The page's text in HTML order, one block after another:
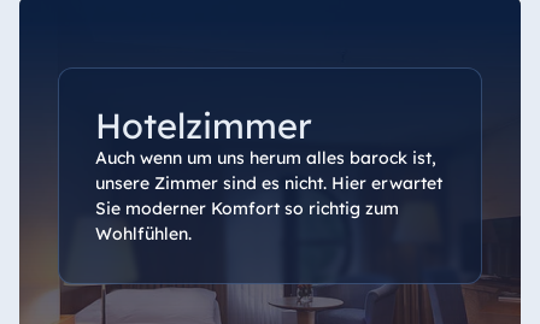
Hotelzimmer
Auch wenn um uns herum alles barock ist,
unsere Zimmer sind es nicht. Hier erwartet
Sie moderner Komfort so richtig zum
Wohlfühlen.